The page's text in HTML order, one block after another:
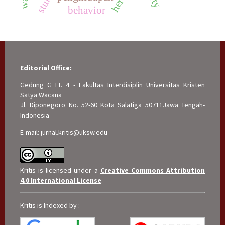
behavior
Editorial Office:
Gedung G Lt. 4 - Fakultas Interdisiplin Universitas Kristen
Satya Wacana
Jl. Diponegoro No. 52-60 Kota Salatiga 50711Jawa Tengah-
Indonesia
E-mail: jurnal.kritis@uksw.edu
Kritis is licensed under a Creative Commons Attribution
4.0 International License.
Kritis is Indexed by :